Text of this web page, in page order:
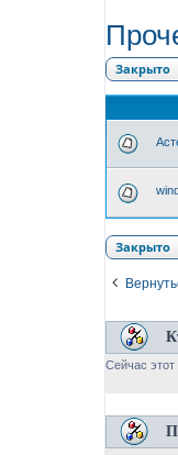
Закрыто
Закрыто
Сейчас этот